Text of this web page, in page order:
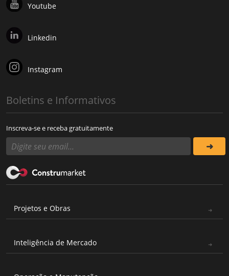
Youtube
Linkedin
Instagram
Boletins e Informativos
Inscreva-se e receba gratuitamente
Projetos e Obras
Inteligência de Mercado